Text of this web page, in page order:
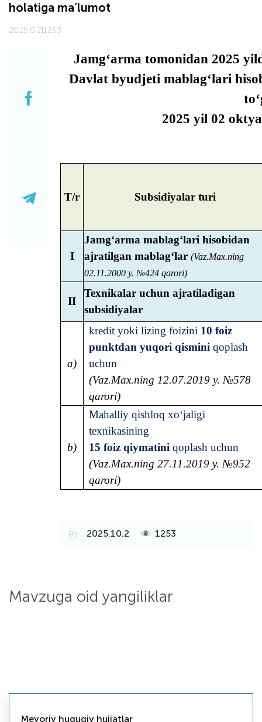
holatiga ma’lumot
2025.0.2 1253
Jamg‘arma tomonidan 2025
Davlat byudjeti mablag‘lari
2025 yil 02
T/r Subsidiyalar turi
I
Jamg‘arma mablag‘lari hisobidan
ajratilgan mablag‘lar (Vaz.Max.ning
02.11.2000 y. №424 qarori)
II
Texnikalar uchun ajratiladigan
subsidiyalar
a)
kredit yoki lizing foizini 10 foiz
punktdan yuqori qismini qoplash
uchun
(Vaz.Max.ning 12.07.2019 y. №578
qarori)
b)
Mahalliy qishloq xo‘jaligi
texnikasining
15 foiz qiymatini qoplash uchun
(Vaz.Max.ning 27.11.2019 y. №952
qarori)
2025.10.2 1253
Mavzuga oid yangiliklar
Meyoriy huquqiy hujjatlar